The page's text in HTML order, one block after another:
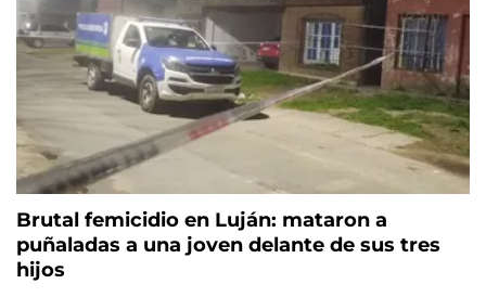
Brutal femicidio en Luján: mataron a
puñaladas a una joven delante de sus tres
hijos